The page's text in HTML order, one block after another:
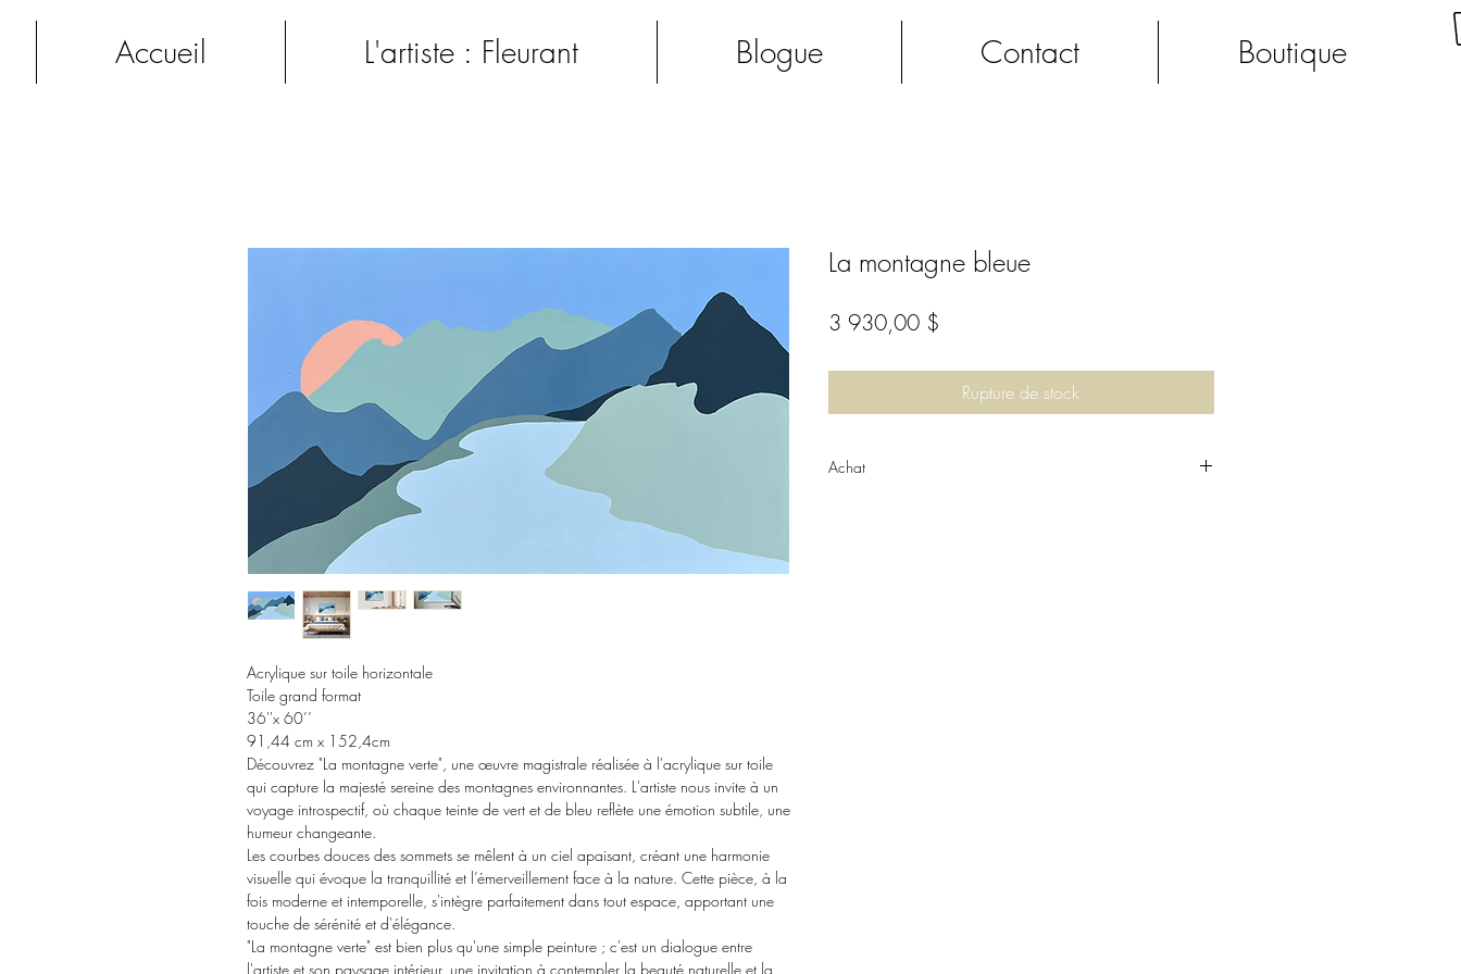
Boutique
Contact
Blogue
L'artiste : Fleurant
Accueil
Acrylique sur toile horizontale
Toile grand format
36''x 60’’
91,44 cm x 152,4cm
Découvrez "La montagne verte", une œuvre magistrale réalisée à l'acrylique sur toile
qui capture la majesté sereine des montagnes environnantes. L'artiste nous invite à un
voyage introspectif, où chaque teinte de vert et de bleu reflète une émotion subtile, une
humeur changeante.
Les courbes douces des sommets se mêlent à un ciel apaisant, créant une harmonie
visuelle qui évoque la tranquillité et l’émerveillement face à la nature. Cette pièce, à la
fois moderne et intemporelle, s'intègre parfaitement dans tout espace, apportant une
touche de sérénité et d'élégance.
"La montagne verte" est bien plus qu'une simple peinture ; c'est un dialogue entre
l'artiste et son paysage intérieur, une invitation à contempler la beauté naturelle et la
La montagne bleue
3 930,00 $Prix
Rupture de stock
Achat